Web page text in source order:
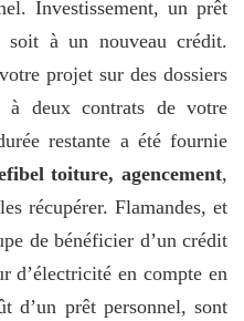
Investissement, un prêt
soit à un nouveau crédit.
projet sur des dossiers
à deux contrats de votre
restante a été fournie
toiture, agencement,
récupérer. Flamandes, et
de bénéficier d’un crédit
d’électricité en compte en
d’un prêt personnel, sont